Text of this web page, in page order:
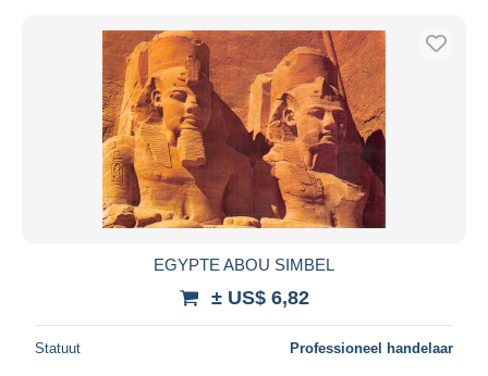
EGYPTE ABOU SIMBEL
± US$ 6,82
Statuut Professioneel handelaar